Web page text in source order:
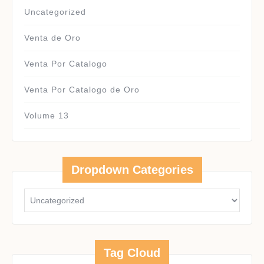
Uncategorized
Venta de Oro
Venta Por Catalogo
Venta Por Catalogo de Oro
Volume 13
Dropdown Categories
Tag Cloud